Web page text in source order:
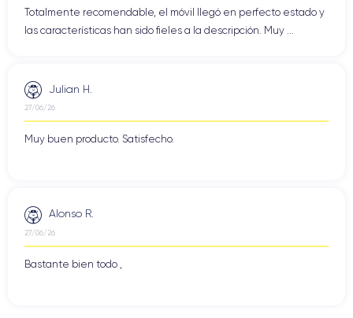
Totalmente recomendable, el móvil llegó en perfecto estado y
las características han sido fieles a la descripción. Muy ...
Julian H.
27/06/26
Muy buen producto. Satisfecho.
Alonso R.
27/06/26
Bastante bien todo ,